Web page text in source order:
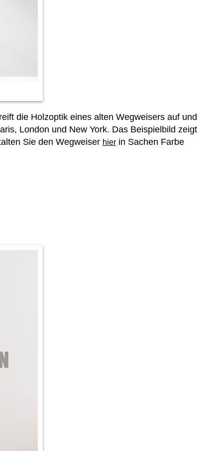
die Holzoptik eines alten Wegweisers auf und
London und New York. Das Beispielbild zeigt
Sie den Wegweiser hier in Sachen Farbe